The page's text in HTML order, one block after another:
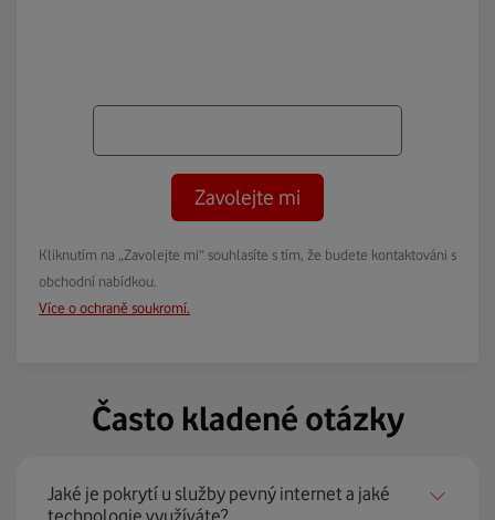
Zavolejte mi
Kliknutím na „Zavolejte mi“ souhlasíte s tím, že budete kontaktováni s
obchodní nabídkou.
Více o ochraně soukromí.
Často kladené otázky
Jaké je pokrytí u služby pevný internet a jaké
technologie využíváte?